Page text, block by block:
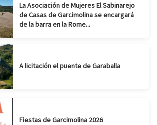
La Asociación de Mujeres El Sabinarejo
de Casas de Garcimolina se encargará
de la barra en la Rome...
A licitación el puente de Garaballa
Fiestas de Garcimolina 2026